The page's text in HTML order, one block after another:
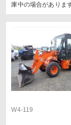
庫中の場合がありま
W4-119